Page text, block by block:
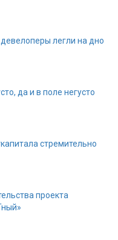
легли на дно
да и в поле негусто
стремительно
проекта